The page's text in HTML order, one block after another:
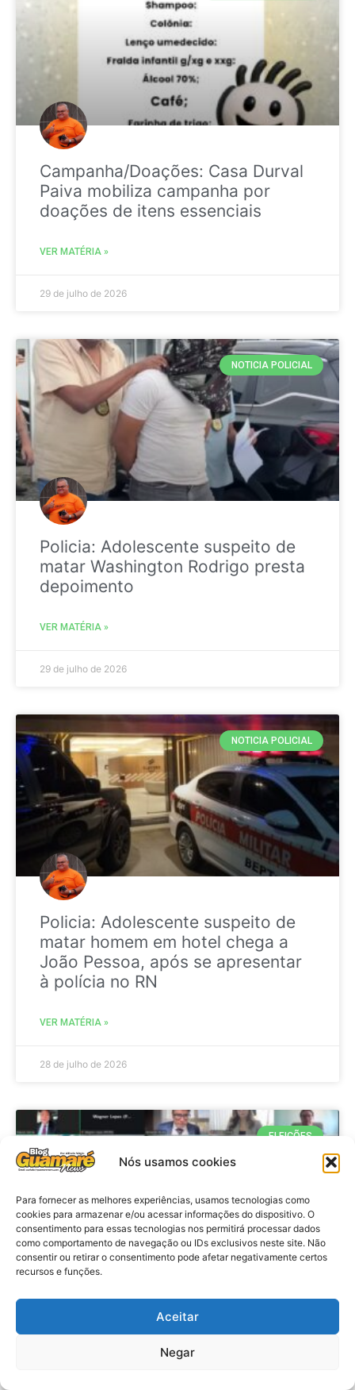
Nós usamos cookies
Para fornecer as melhores experiências, usamos tecnologias como
cookies para armazenar e/ou acessar informações do dispositivo. O
consentimento para essas tecnologias nos permitirá processar dados
como comportamento de navegação ou IDs exclusivos neste site. Não
consentir ou retirar o consentimento pode afetar negativamente certos
recursos e funções.
Aceitar
Negar
Campanha/Doações: Casa Durval
Paiva mobiliza campanha por
doações de itens essenciais
VER MATÉRIA »
29 de julho de 2026
NOTICIA POLICIAL
Policia: Adolescente suspeito de
matar Washington Rodrigo presta
depoimento
VER MATÉRIA »
29 de julho de 2026
NOTICIA POLICIAL
Policia: Adolescente suspeito de
matar homem em hotel chega a
João Pessoa, após se apresentar
à polícia no RN
VER MATÉRIA »
28 de julho de 2026
ELEIÇÕES
Eleições 2026: procuradores e
promotores eleitorais realizam
reunião de alinhamento no RN